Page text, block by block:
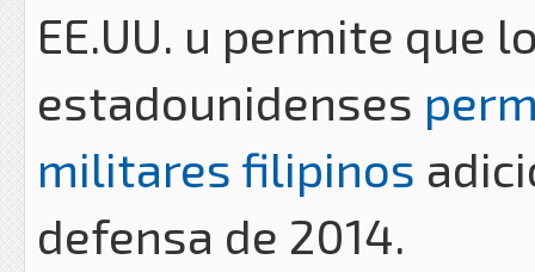
EE.UU. u permite que
estadounidenses
militares filipinos
defensa de 2014.